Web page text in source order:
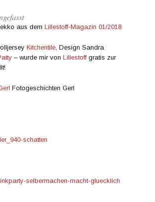
aus demLillestoff-Magazin 01/2018
Kitchentile , Design Sandra
– wurde mir vonLillestoffgratis zur
Fotogeschichten Gerl